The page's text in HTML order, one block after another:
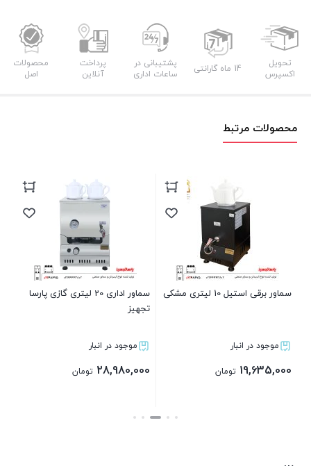
تحویل
اکسپرس
14 ماه گارانتی
پشتیبانی در
ساعات اداری
پرداخت
آنلاین
محصولات
اصل
محصولات مرتبط
سماور برقی استیل 10 لیتری مشکی
موجود در انبار
19,635,000 تومان
سماور اداری 20 لیتری گازی پارسا
تجهیز
موجود در انبار
28,980,000 تومان